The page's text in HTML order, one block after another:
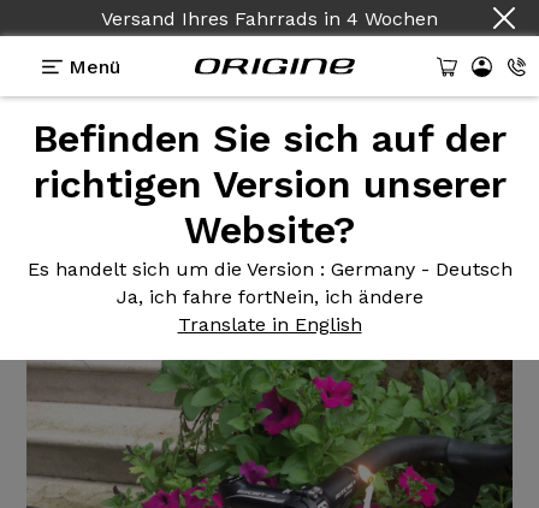
Versand Ihres Fahrrads in 4 Wochen
Menü
Befinden Sie sich auf der
richtigen Version unserer
Website?
Es handelt sich um die Version : Germany - Deutsch
Ja, ich fahre fortNein, ich ändere
Translate in English
Erfahrungsberichte >Origine Axxome configuré
Origine Axxomeconfiguré
XH68